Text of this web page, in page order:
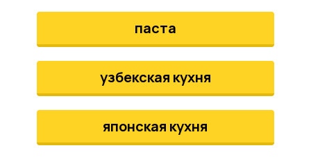
паста
узбекская кухня
японская кухня